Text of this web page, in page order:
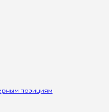
позициям